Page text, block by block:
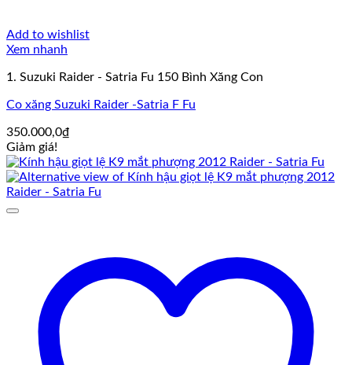
Add to wishlist
Xem nhanh
1. Suzuki Raider - Satria Fu 150 Bình Xăng Con
Co xăng Suzuki Raider -Satria F Fu
350.000,0₫
Giảm giá!